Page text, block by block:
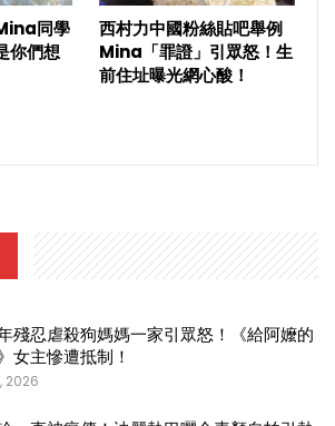
同學
你們想
西村力中國粉絲貼吧舉例
Mina「罪證」引眾怒！生
前住址曝光網心酸！
殘忍虐殺狗媽媽一家引眾怒！《給阿嬤的
女主慘遭抵制！
2026